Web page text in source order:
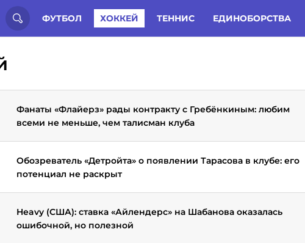
ФУТБОЛ ХОККЕЙ ТЕННИС ЕДИНОБОРСТВА
России: Статьи Комменты Новости
Фанаты «Флайерз» рады контракту с Гребёнкиным: любим
всеми не меньше, чем талисман клуба
Обозреватель «Детройта» о появлении Тарасова в клубе: его
потенциал не раскрыт
Heavy (США): ставка «Айлендерс» на Шабанова оказалась
ошибочной, но полезной